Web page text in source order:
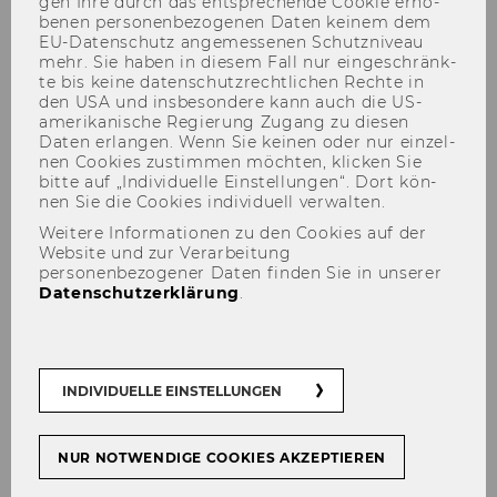
Seamless Learning Conference
2025
Der Inhalt dieser Seite ist aktuell nur auf
Molding minds - Melding
modes
be­nen per­so­nen­be­zo­ge­nen Daten kei­nem dem
EU-​Datenschutz an­ge­mes­se­nen Schutz­ni­veau
mehr. Sie haben in die­sem Fall nur ein­ge­schränk­
te bis keine da­ten­schutz­recht­li­chen Rech­te in
den USA und ins­be­son­de­re kann auch die US-​
amerikanische Re­gie­rung Zu­gang zu die­sen
Daten er­lan­gen. Wenn Sie kei­nen oder nur ein­zel­
nen Coo­kies zu­stim­men möch­ten, kli­cken Sie
bitte auf „In­di­vi­du­el­le Ein­stel­lun­gen“. Dort kön­
nen Sie die Coo­kies in­di­vi­du­ell ver­wal­ten.
Weitere Informationen zu den Cookies auf der
Website und zur Verarbeitung
personenbezogener Daten finden Sie in unserer
Datenschutzerklärung.
INDIVIDUELLE EINSTELLUNGEN
NUR NOTWENDIGE COOKIES AKZEPTIEREN